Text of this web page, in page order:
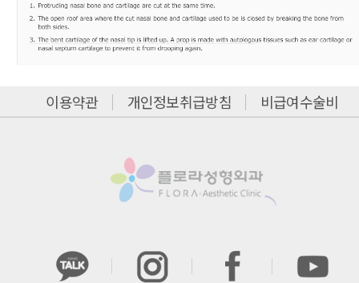
이용약관 개인정보취급방침 비급여수술비